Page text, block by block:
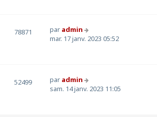
78871 par admin
mar. 17 janv. 2023 05:52
52499 par admin
sam. 14 janv. 2023 11:05